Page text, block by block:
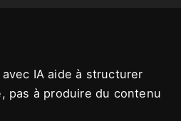
IA aide à structurer
pas à produire du contenu